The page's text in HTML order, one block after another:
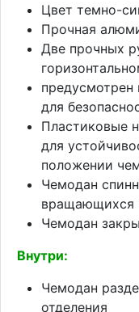
Цвет темно-
Прочная
Две прочных
для
Пластиковые
для
положении
Чемодан
вращающихся
Чемодан
Внутри:
Чемодан
отделения